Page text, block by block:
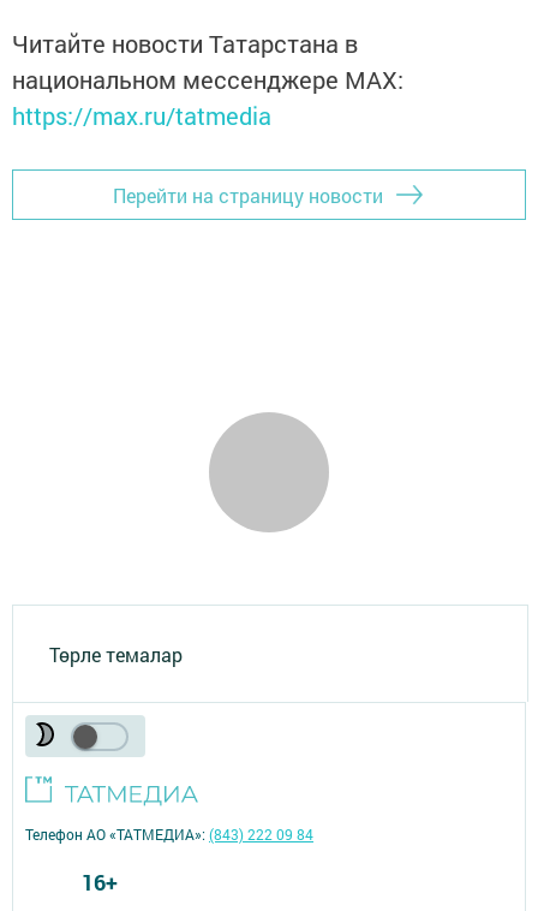
Читайте новости Татарстана в
национальном мессенджере MАХ:
https://max.ru/tatmedia
Перейти на страницу новости
Төрле темалар
Телефон АО «ТАТМЕДИА»:(843) 222 09 84
16+